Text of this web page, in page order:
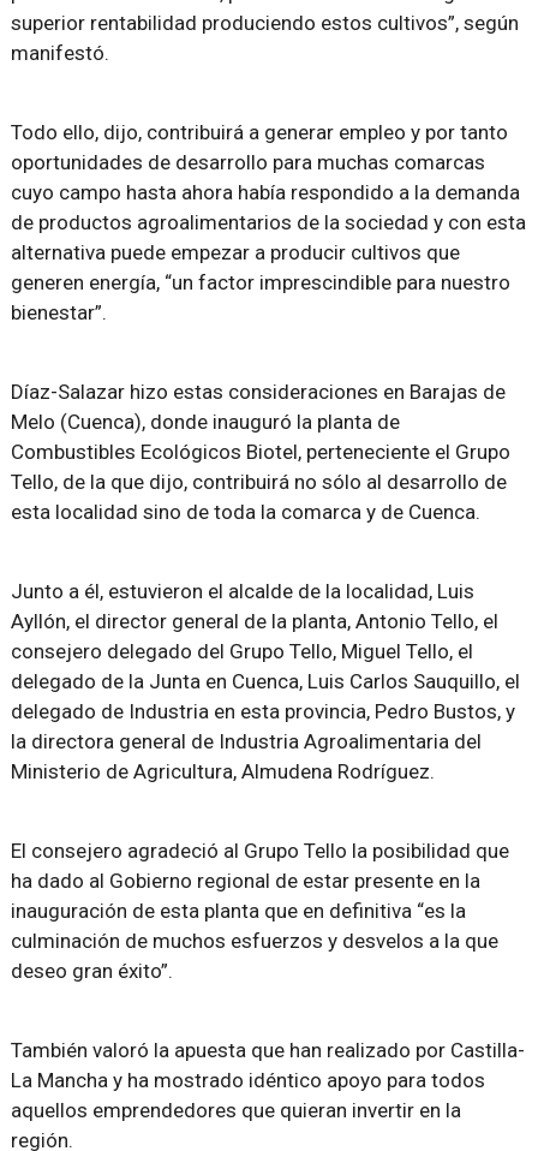
superior rentabilidad produciendo estos cultivos”, según
manifestó.
Todo ello, dijo, contribuirá a generar empleo y por tanto
oportunidades de desarrollo para muchas comarcas
cuyo campo hasta ahora había respondido a la demanda
de productos agroalimentarios de la sociedad y con esta
alternativa puede empezar a producir cultivos que
generen energía, “un factor imprescindible para nuestro
bienestar”.
Díaz-Salazar hizo estas consideraciones en Barajas de
Melo (Cuenca), donde inauguró la planta de
Combustibles Ecológicos Biotel, perteneciente el Grupo
Tello, de la que dijo, contribuirá no sólo al desarrollo de
esta localidad sino de toda la comarca y de Cuenca.
Junto a él, estuvieron el alcalde de la localidad, Luis
Ayllón, el director general de la planta, Antonio Tello, el
consejero delegado del Grupo Tello, Miguel Tello, el
delegado de la Junta en Cuenca, Luis Carlos Sauquillo, el
delegado de Industria en esta provincia, Pedro Bustos, y
la directora general de Industria Agroalimentaria del
Ministerio de Agricultura, Almudena Rodríguez.
El consejero agradeció al Grupo Tello la posibilidad que
ha dado al Gobierno regional de estar presente en la
inauguración de esta planta que en definitiva “es la
culminación de muchos esfuerzos y desvelos a la que
deseo gran éxito”.
También valoró la apuesta que han realizado por Castilla-
La Mancha y ha mostrado idéntico apoyo para todos
aquellos emprendedores que quieran invertir en la
región.